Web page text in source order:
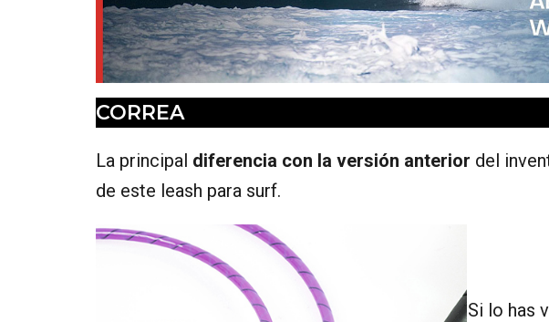
CORREA
La principal diferencia con la versión anterior del
de este leash para surf.
Si lo has